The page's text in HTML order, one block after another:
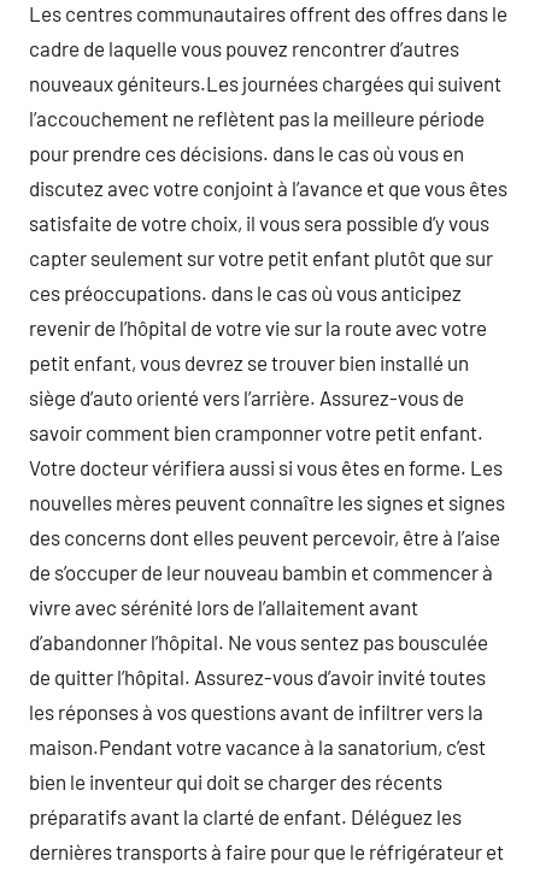
Les centres communautaires offrent des offres dans le
cadre de laquelle vous pouvez rencontrer d’autres
nouveaux géniteurs.Les journées chargées qui suivent
l’accouchement ne reflètent pas la meilleure période
pour prendre ces décisions. dans le cas où vous en
discutez avec votre conjoint à l’avance et que vous êtes
satisfaite de votre choix, il vous sera possible d’y vous
capter seulement sur votre petit enfant plutôt que sur
ces préoccupations. dans le cas où vous anticipez
revenir de l’hôpital de votre vie sur la route avec votre
petit enfant, vous devrez se trouver bien installé un
siège d’auto orienté vers l’arrière. Assurez-vous de
savoir comment bien cramponner votre petit enfant.
Votre docteur vérifiera aussi si vous êtes en forme. Les
nouvelles mères peuvent connaître les signes et signes
des concerns dont elles peuvent percevoir, être à l’aise
de s’occuper de leur nouveau bambin et commencer à
vivre avec sérénité lors de l’allaitement avant
d’abandonner l’hôpital. Ne vous sentez pas bousculée
de quitter l’hôpital. Assurez-vous d’avoir invité toutes
les réponses à vos questions avant de infiltrer vers la
maison.Pendant votre vacance à la sanatorium, c’est
bien le inventeur qui doit se charger des récents
préparatifs avant la clarté de enfant. Déléguez les
dernières transports à faire pour que le réfrigérateur et